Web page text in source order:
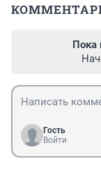
Пока
Гость
Войти